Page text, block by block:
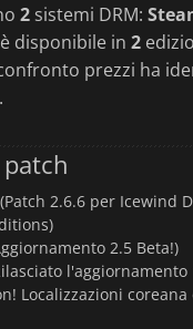
2 sistemi DRM:
disponibile in 2
prezzi ha
2.6.6 per Icewind
2.5 Beta!)
Localizzazioni coreana